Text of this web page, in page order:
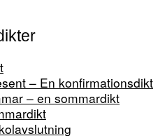
– En konfirmationsdikt
– en sommardikt